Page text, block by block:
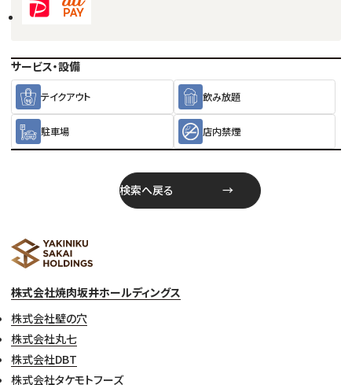
サービス・設備
テイクアウト 飲み放題
駐車場 店内禁煙
検索へ戻る
株式会社焼肉坂井ホールディングス
株式会社壁の穴
株式会社丸七
株式会社DBT
株式会社タケモトフーズ